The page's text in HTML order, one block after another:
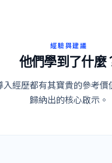
經驗與建議
他們學到了什麼
入經歷都有其寶貴的參考價
歸納出的核心啟示。